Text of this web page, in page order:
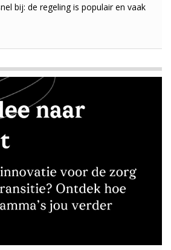
bij: de regeling is populair en vaak